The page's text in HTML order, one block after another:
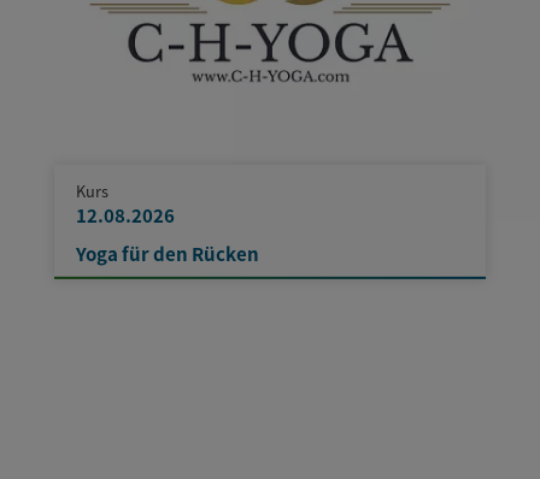
Kurs
12.08.2026
Yoga für den Rücken